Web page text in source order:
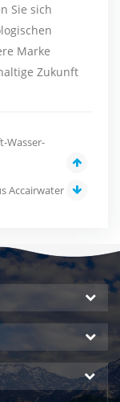
Sie sich
Marke
Zukunft
Wasser-
Accairwater